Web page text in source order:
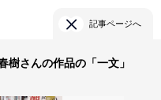
記事ページへ
樹さんの作品の「一文」